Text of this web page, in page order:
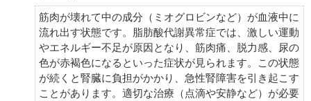
筋肉が壊れて中の成分（ミオグロビンなど）が血液中に
流れ出す状態です。脂肪酸代謝異常症では、激しい運動
やエネルギー不足が原因となり、筋肉痛、脱力感、尿の
色が赤褐色になるといった症状が見られます。この状態
が続くと腎臓に負担がかかり、急性腎障害を引き起こす
ことがあります。適切な治療（点滴や安静など）が必要